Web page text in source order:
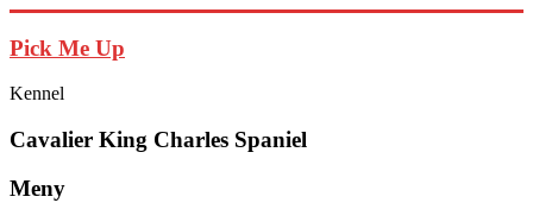
till
innehåll
Pick Me Up
Kennel
Cavalier King Charles Spaniel
Meny